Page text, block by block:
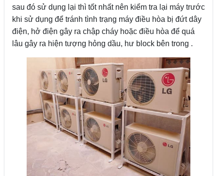
sau đó sử dụng lại thì tốt nhất nên kiểm tra lại máy trước
khi sử dụng để tránh tình trạng máy điều hòa bị đứt dây
điện, hở điện gây ra chập cháy hoặc điều hòa để quá
lâu gây ra hiện tượng hỏng dầu, hư block bên trong .